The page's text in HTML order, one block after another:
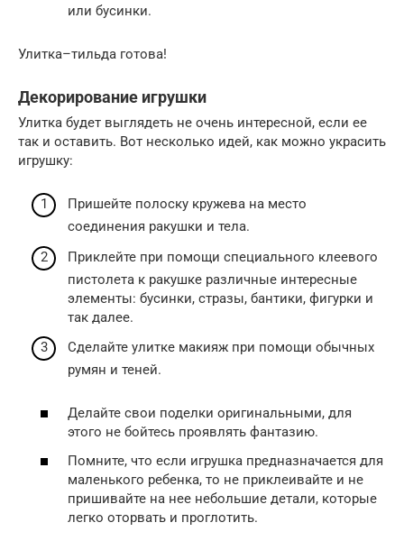
или бусинки.
Улитка–тильда готова!
Декорирование игрушки
Улитка будет выглядеть не очень интересной, если ее
так и оставить. Вот несколько идей, как можно украсить
игрушку:
Пришейте полоску кружева на место
соединения ракушки и тела.
Приклейте при помощи специального клеевого
пистолета к ракушке различные интересные
элементы: бусинки, стразы, бантики, фигурки и
так далее.
Сделайте улитке макияж при помощи обычных
румян и теней.
Делайте свои поделки оригинальными, для
этого не бойтесь проявлять фантазию.
Помните, что если игрушка предназначается для
маленького ребенка, то не приклеивайте и не
пришивайте на нее небольшие детали, которые
легко оторвать и проглотить.